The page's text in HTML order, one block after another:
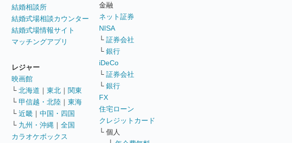
結婚相談所
結婚式場相談カウンター
結婚式場情報サイト
マッチングアプリ
レジャー
映画館
└ 北海道 ｜ 東北 ｜ 関東
└ 甲信越・北陸 ｜ 東海
└ 近畿 ｜ 中国・四国
└ 九州・沖縄 ｜ 全国
カラオケボックス
金融
ネット証券
NISA
└ 証券会社
└ 銀行
iDeCo
└ 証券会社
└ 銀行
FX
住宅ローン
クレジットカード
└ 個人